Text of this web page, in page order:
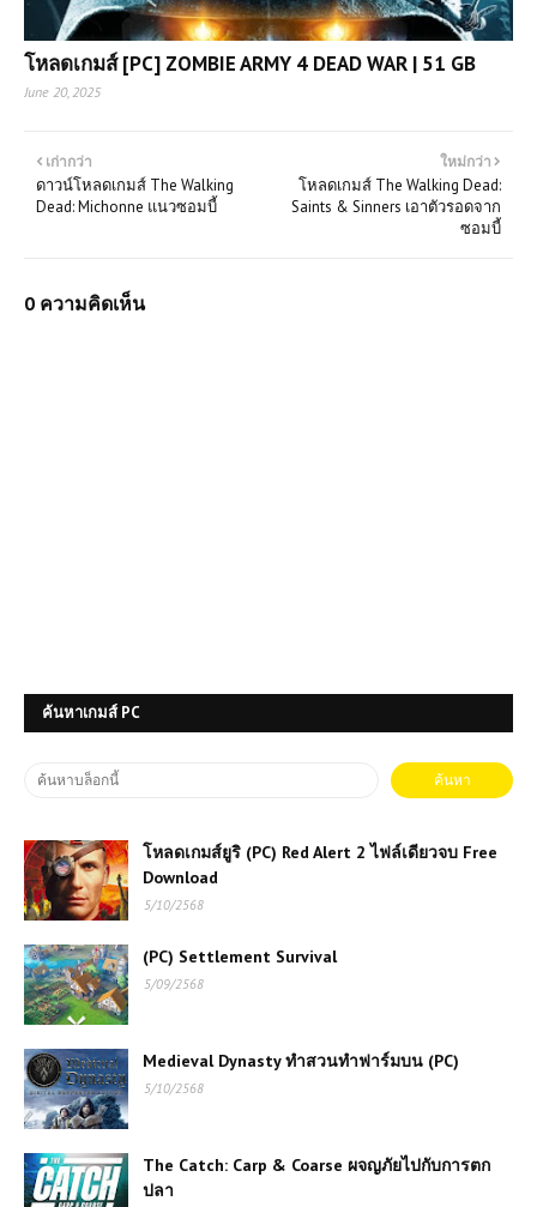
โหลดเกมส์ [PC] ZOMBIE ARMY 4 DEAD WAR | 51 GB
June 20, 2025
ใหม่กว่า
โหลดเกมส์ The Walking Dead:
Saints & Sinners เอาตัวรอดจาก
ซอมบี้
เก่ากว่า
ดาวน์โหลดเกมส์ The Walking
Dead: Michonne แนวซอมบี้
0 ความคิดเห็น
ค้นหาเกมส์ PC
โหลดเกมส์ยูริ (PC) Red Alert 2 ไฟล์เดียวจบ Free
Download
5/10/2568
(PC) Settlement Survival
5/09/2568
Medieval Dynasty ทำสวนทำฟาร์มบน (PC)
5/10/2568
The Catch: Carp & Coarse ผจญภัยไปกับการตก
ปลา